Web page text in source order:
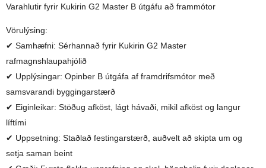
Varahlutir fyrir Kukirin G2 Master B útgáfu að frammótor
Vörulýsing:
✔ Samhæfni: Sérhannað fyrir Kukirin G2 Master
rafmagnshlaupahjólið
✔ Upplýsingar: Opinber B útgáfa af framdrifsmótor með
samsvarandi byggingarstærð
✔ Eiginleikar: Stöðug afköst, lágt hávaði, mikil afköst og langur
líftími
✔ Uppsetning: Staðlað festingarstærð, auðvelt að skipta um og
setja saman beint